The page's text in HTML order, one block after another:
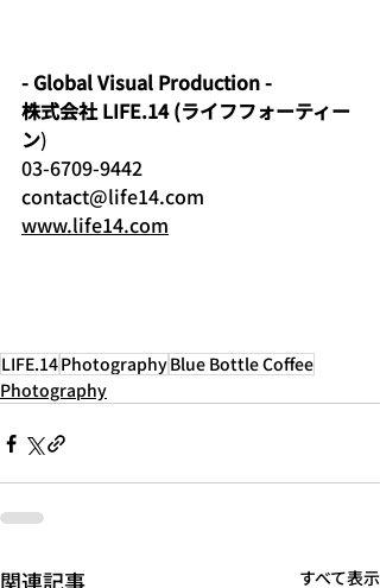
- Global Visual Production -
株式会社 LIFE.14 (ライフフォーティー
ン)
03-6709-9442
contact@life14.com
www.life14.com
LIFE.14PhotographyBlue Bottle Coffee
Photography
関連記事 すべて表示